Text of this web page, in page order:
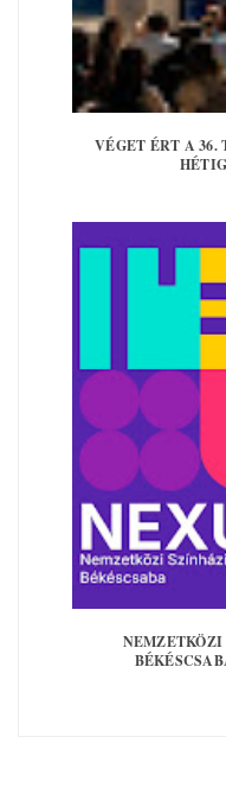
VÉGET ÉRT A 36.